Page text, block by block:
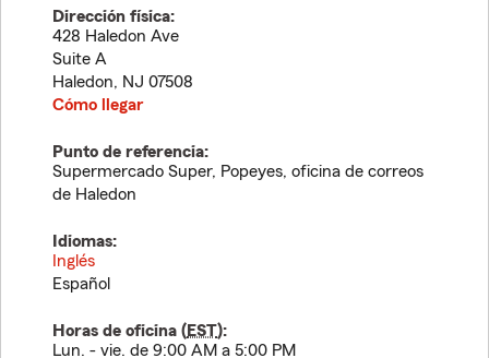
Dirección física:
428 Haledon Ave
Suite A
Haledon, NJ 07508
Cómo llegar
Punto de referencia:
Supermercado Super, Popeyes, oficina de correos
de Haledon
Idiomas:
Inglés
Español
Horas de oficina (EST):
Lun. - vie. de 9:00 AM a 5:00 PM